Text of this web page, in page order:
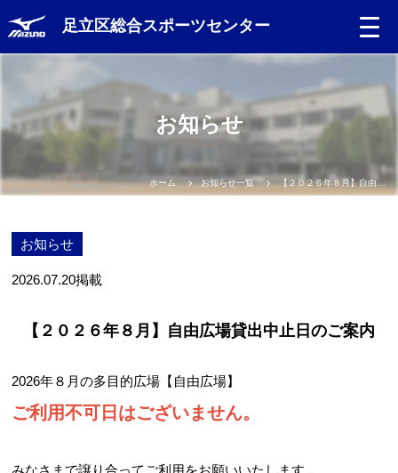
足立区総合スポーツセンター
お知らせ
ホーム お知らせ一覧 【２０２６年８月】自由広場貸出中止日のご案内
お知らせ
2026.07.20掲載
【２０２６年８月】自由広場貸出中止日のご案内
2026年８月の多目的広場【自由広場】
ご利用不可日はございません。
みなさまで譲り合ってご利用をお願いいたします。